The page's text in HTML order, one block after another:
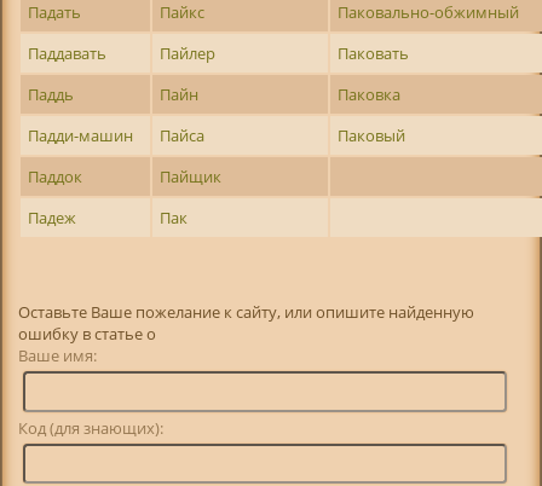
Падать
Пайкс
Паковально-обжимный
Паддавать
Пайлер
Паковать
Паддь
Пайн
Паковка
Падди-машин
Пайса
Паковый
Паддок
Пайщик
Падеж
Пак
Оставьте Ваше пожелание к сайту, или опишите найденную
ошибку в статье о
Ваше имя:
Код (для знающих):